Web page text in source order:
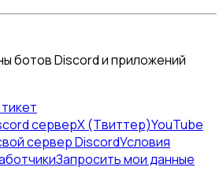
ботов Discord и приложений
серверX (Твиттер)YouTube
сервер DiscordУсловия
Запросить мои данные